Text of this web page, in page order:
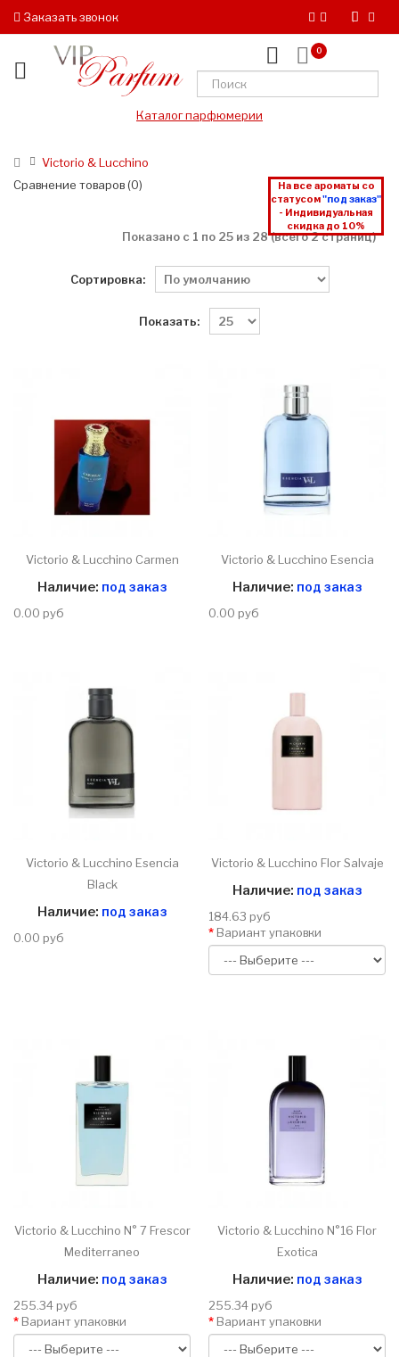
Заказать звонок
0
Каталог парфюмерии
Victorio & Lucchino
На все ароматы со
статусом"под заказ"
- Индивидуальная
скидка до 10%
Сравнение товаров (0)
Показано с 1 по 25 из 28 (всего 2 страниц)
Сортировка:
Показать:
Victorio & Lucchino Carmen
Наличие: под заказ
0.00 руб
Victorio & Lucchino Esencia
Наличие: под заказ
0.00 руб
Victorio & Lucchino Esencia
Black
Наличие: под заказ
0.00 руб
Victorio & Lucchino Flor Salvaje
Наличие: под заказ
184.63 руб
Вариант упаковки
Victorio & Lucchino N° 7 Frescor
Mediterraneo
Наличие: под заказ
255.34 руб
Вариант упаковки
Victorio & Lucchino N°16 Flor
Exotica
Наличие: под заказ
255.34 руб
Вариант упаковки